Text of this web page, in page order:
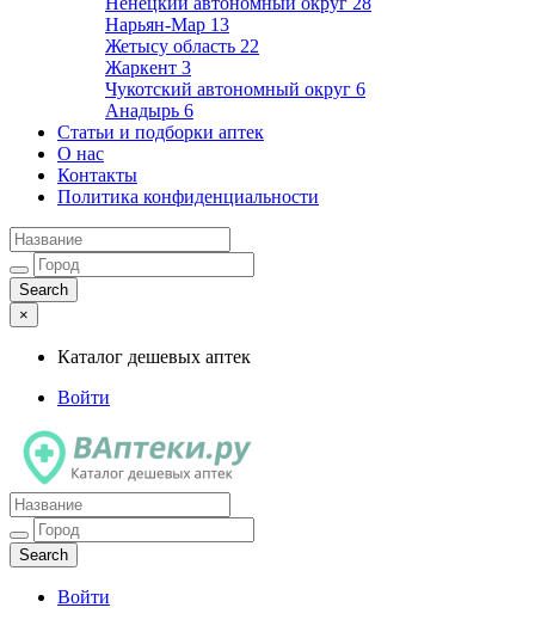
Нарьян-Мар 13
Жетысу область 22
Жаркент 3
Чукотский автономный округ 6
Анадырь 6
Статьи и подборки аптек
О нас
Контакты
Политика конфиденциальности
×
Каталог дешевых аптек
Войти
Каталог дешевых аптек
Войти